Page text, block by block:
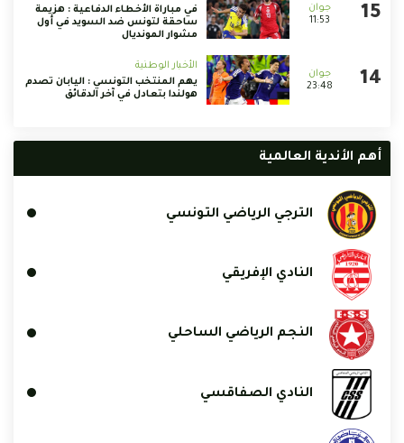
11:53
في مباراة الأخطاء الدفاعية : هزيمة
ساحقة لتونس ضد السويد في أول
مشوار المونديال
23:48
الأخبار الوطنية
يهم المنتخب التونسي : اليابان تصدم
هولندا بتعادل في آخر الدقائق
أهم الأندية العالمية
الترجي الرياضي التونسي
النادي الإفريقي
النجم الرياضي الساحلي
النادي الصفاقسي